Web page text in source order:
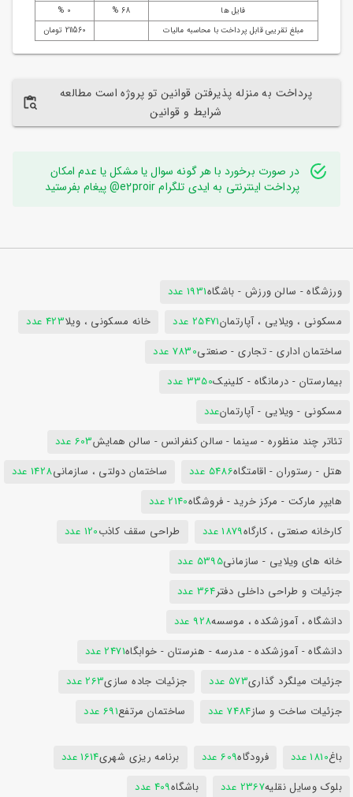
فایل ها
68 %
0 %
مبلغ تقریبی قابل پرداخت با محاسبه مالیات
211560 تومان
پرداخت به منزله پذیرفتن قوانین تو پروژه است مطالعه
شرایط و قوانین
در صورت برخورد با هر گونه سوال یا مشکل یا عدم امکان
پرداخت اینترنتی به ایدی تلگرام e2proir@ پیغام بفرستید
ورزشگاه - سالن ورزش - باشگاه1931 عدد
مسکونی ، ویلایی ، آپارتمان25471 عدد خانه مسکونی ، ویلا423 عدد
ساختمان اداری - تجاری - صنعتی7830 عدد
بیمارستان - درمانگاه - کلینیک3350 عدد
مسکونی - ویلایی - آپارتمانعدد
تئاتر چند منظوره - سینما - سالن کنفرانس - سالن همایش603 عدد
هتل - رستوران - اقامتگاه5486 عدد ساختمان دولتی ، سازمانی1428 عدد
هایپر مارکت - مرکز خرید - فروشگاه2140 عدد
کارخانه صنعتی ، کارگاه1879 عدد طراحی سقف کاذب120 عدد
خانه های ویلایی - سازمانی5395 عدد
جزئیات و طراحی داخلی دفتر364 عدد
دانشگاه ، آموزشکده ، موسسه928 عدد
دانشگاه - آموزشکده - مدرسه - هنرستان - خوابگاه2471 عدد
جزئیات میلگرد گذاری573 عدد جزئیات جاده سازی263 عدد
جزئیات ساخت و ساز7484 عدد ساختمان مرتفع691 عدد
باغ1810 عدد فرودگاه609 عدد برنامه ریزی شهری1614 عدد
بلوک وسایل نقلیه2367 عدد باشگاه409 عدد